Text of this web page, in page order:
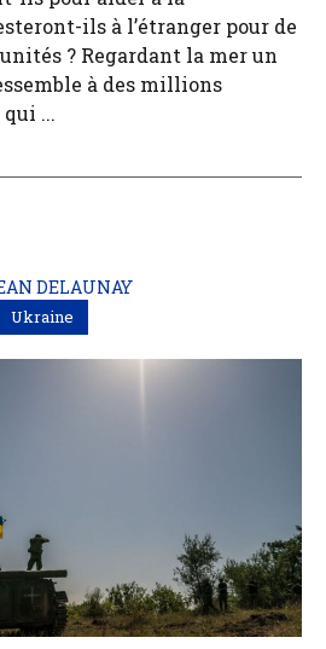
ils à l’étranger pour de
? Regardant la mer un
à des millions
...
DELAUNAY
Ukraine